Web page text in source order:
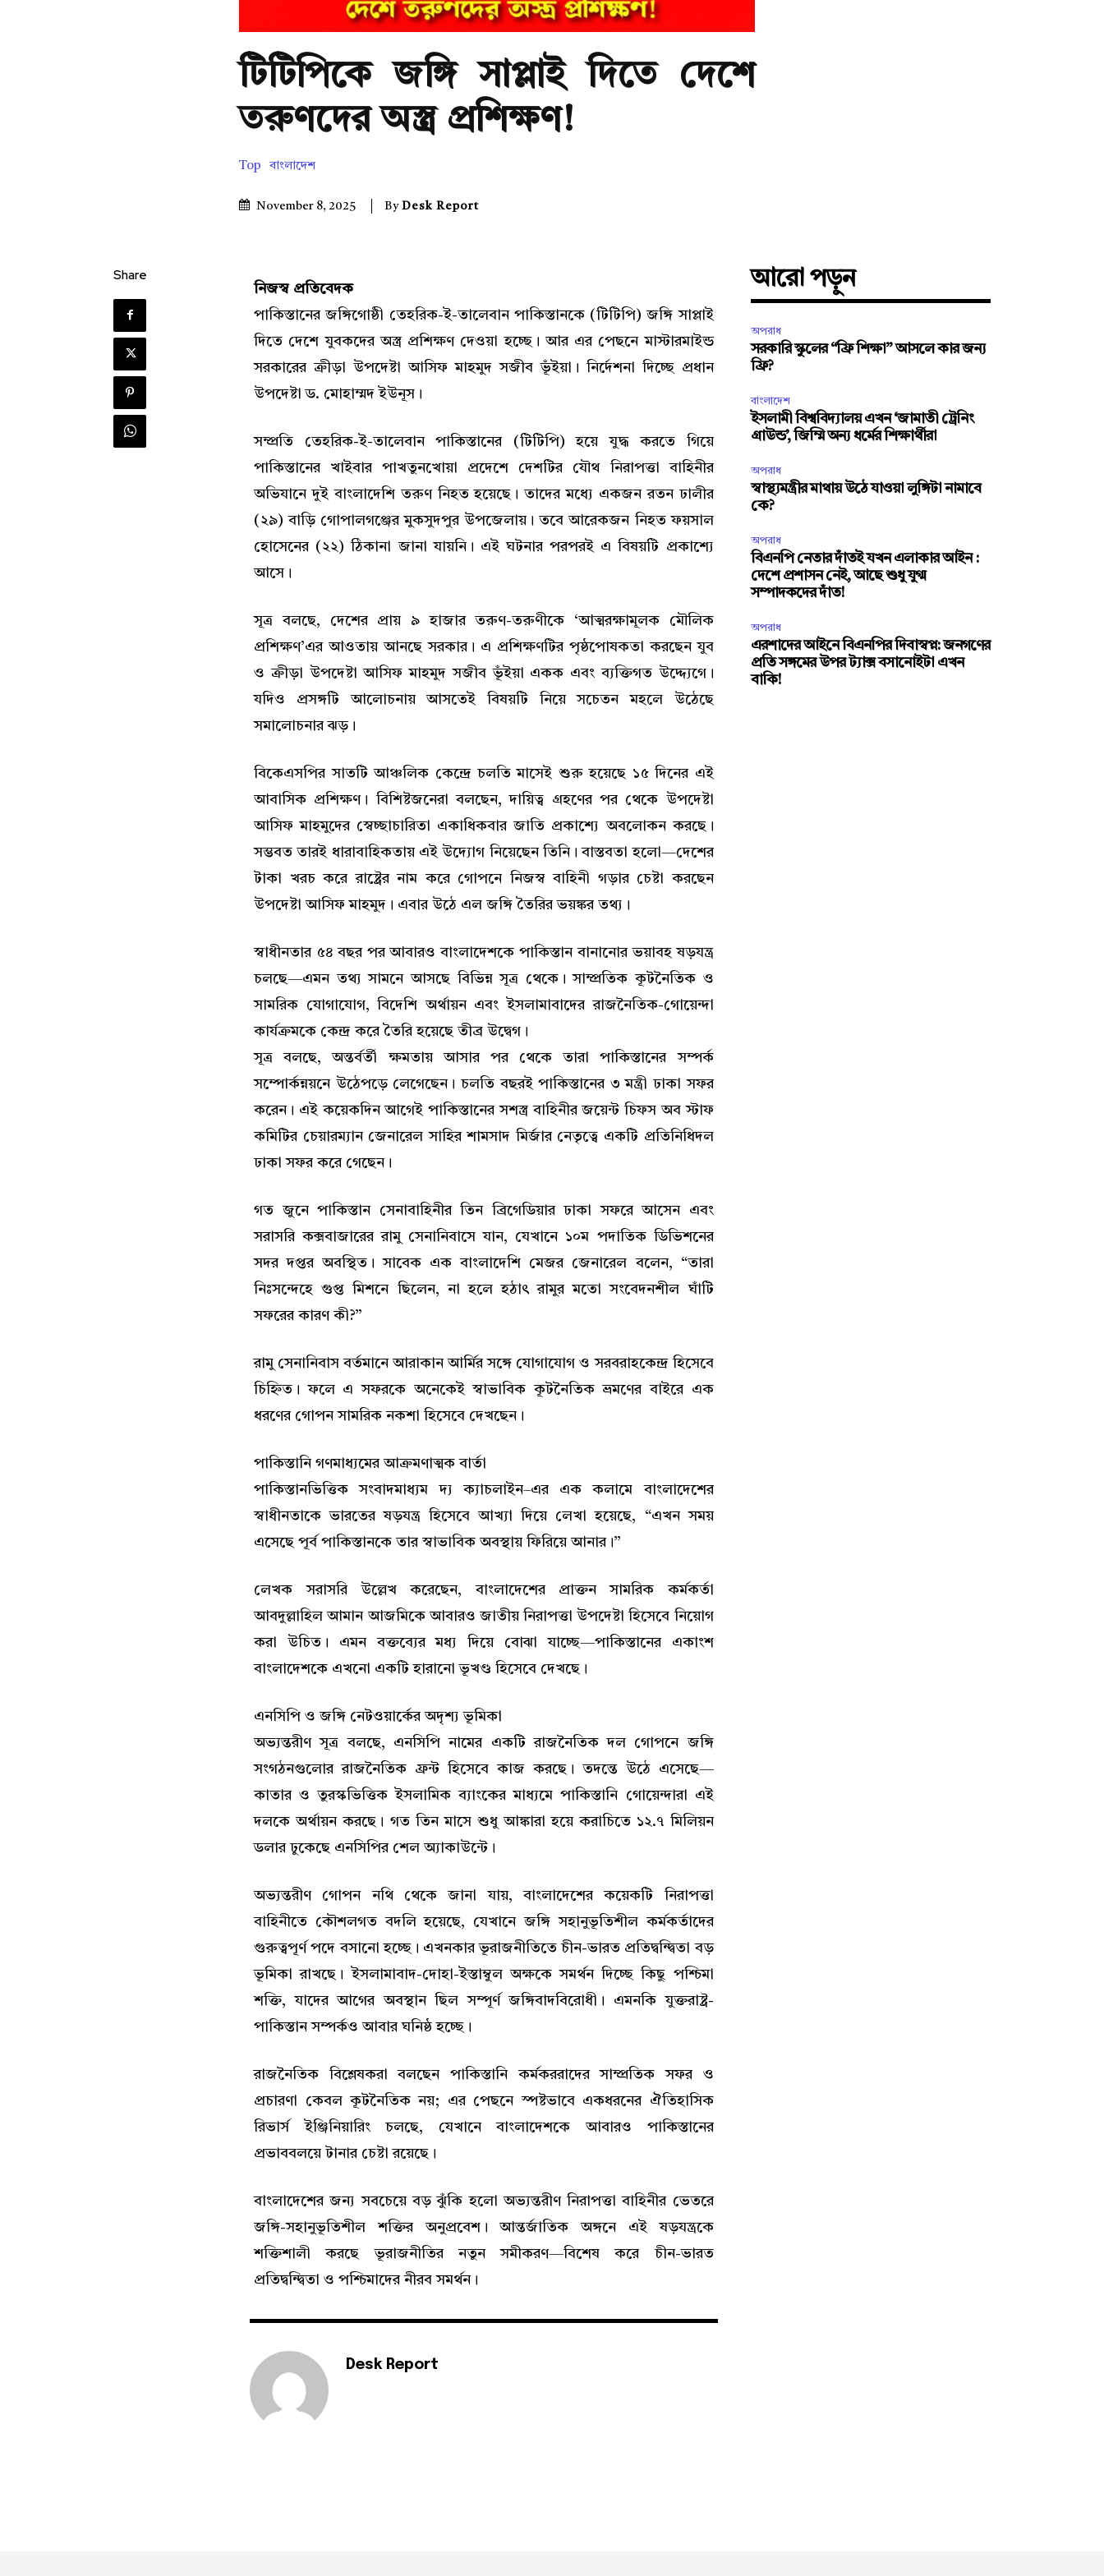
টিটিপিকে জঙ্গি সাপ্লাই দিতে দেশে
তরুণদের অস্ত্র প্রশিক্ষণ!
Top বাংলাদেশ
November 8, 2025 By Desk Report
Share
নিজস্ব প্রতিবেদক
পাকিস্তানের জঙ্গিগোষ্ঠী তেহরিক-ই-তালেবান পাকিস্তানকে (টিটিপি) জঙ্গি সাপ্লাই
দিতে দেশে যুবকদের অস্ত্র প্রশিক্ষণ দেওয়া হচ্ছে। আর এর পেছনে মাস্টারমাইন্ড
সরকারের ক্রীড়া উপদেষ্টা আসিফ মাহমুদ সজীব ভূঁইয়া। নির্দেশনা দিচ্ছে প্রধান
উপদেষ্টা ড. মোহাম্মদ ইউনূস।
সম্প্রতি তেহরিক-ই-তালেবান পাকিস্তানের (টিটিপি) হয়ে যুদ্ধ করতে গিয়ে
পাকিস্তানের খাইবার পাখতুনখোয়া প্রদেশে দেশটির যৌথ নিরাপত্তা বাহিনীর
অভিযানে দুই বাংলাদেশি তরুণ নিহত হয়েছে। তাদের মধ্যে একজন রতন ঢালীর
(২৯) বাড়ি গোপালগঞ্জের মুকসুদপুর উপজেলায়। তবে আরেকজন নিহত ফয়সাল
হোসেনের (২২) ঠিকানা জানা যায়নি। এই ঘটনার পরপরই এ বিষয়টি প্রকাশ্যে
আসে।
সূত্র বলছে, দেশের প্রায় ৯ হাজার তরুণ-তরুণীকে ‘আত্মরক্ষামূলক মৌলিক
প্রশিক্ষণ’এর আওতায় আনছে সরকার। এ প্রশিক্ষণটির পৃষ্ঠপোষকতা করছেন যুব
ও ক্রীড়া উপদেষ্টা আসিফ মাহমুদ সজীব ভূঁইয়া একক এবং ব্যক্তিগত উদ্দ্যেগে।
যদিও প্রসঙ্গটি আলোচনায় আসতেই বিষয়টি নিয়ে সচেতন মহলে উঠেছে
সমালোচনার ঝড়।
বিকেএসপির সাতটি আঞ্চলিক কেন্দ্রে চলতি মাসেই শুরু হয়েছে ১৫ দিনের এই
আবাসিক প্রশিক্ষণ। বিশিষ্টজনেরা বলছেন, দায়িত্ব গ্রহণের পর থেকে উপদেষ্টা
আসিফ মাহমুদের স্বেচ্ছাচারিতা একাধিকবার জাতি প্রকাশ্যে অবলোকন করছে।
সম্ভবত তারই ধারাবাহিকতায় এই উদ্যোগ নিয়েছেন তিনি। বাস্তবতা হলো—দেশের
টাকা খরচ করে রাষ্ট্রের নাম করে গোপনে নিজস্ব বাহিনী গড়ার চেষ্টা করছেন
উপদেষ্টা আসিফ মাহমুদ। এবার উঠে এল জঙ্গি তৈরির ভয়ঙ্কর তথ্য।
স্বাধীনতার ৫৪ বছর পর আবারও বাংলাদেশকে পাকিস্তান বানানোর ভয়াবহ ষড়যন্ত্র
চলছে—এমন তথ্য সামনে আসছে বিভিন্ন সূত্র থেকে। সাম্প্রতিক কূটনৈতিক ও
সামরিক যোগাযোগ, বিদেশি অর্থায়ন এবং ইসলামাবাদের রাজনৈতিক-গোয়েন্দা
কার্যক্রমকে কেন্দ্র করে তৈরি হয়েছে তীব্র উদ্বেগ।
সূত্র বলছে, অন্তর্বর্তী ক্ষমতায় আসার পর থেকে তারা পাকিস্তানের সম্পর্ক
সম্পোর্কন্নয়নে উঠেপড়ে লেগেছেন। চলতি বছরই পাকিস্তানের ৩ মন্ত্রী ঢাকা সফর
করেন। এই কয়েকদিন আগেই পাকিস্তানের সশস্ত্র বাহিনীর জয়েন্ট চিফস অব স্টাফ
কমিটির চেয়ারম্যান জেনারেল সাহির শামসাদ মির্জার নেতৃত্বে একটি প্রতিনিধিদল
ঢাকা সফর করে গেছেন।
গত জুনে পাকিস্তান সেনাবাহিনীর তিন ব্রিগেডিয়ার ঢাকা সফরে আসেন এবং
সরাসরি কক্সবাজারের রামু সেনানিবাসে যান, যেখানে ১০ম পদাতিক ডিভিশনের
সদর দপ্তর অবস্থিত। সাবেক এক বাংলাদেশি মেজর জেনারেল বলেন, “তারা
নিঃসন্দেহে গুপ্ত মিশনে ছিলেন, না হলে হঠাৎ রামুর মতো সংবেদনশীল ঘাঁটি
সফরের কারণ কী?”
রামু সেনানিবাস বর্তমানে আরাকান আর্মির সঙ্গে যোগাযোগ ও সরবরাহকেন্দ্র হিসেবে
চিহ্নিত। ফলে এ সফরকে অনেকেই স্বাভাবিক কূটনৈতিক ভ্রমণের বাইরে এক
ধরণের গোপন সামরিক নকশা হিসেবে দেখছেন।
পাকিস্তানি গণমাধ্যমের আক্রমণাত্মক বার্তা
পাকিস্তানভিত্তিক সংবাদমাধ্যম দ্য ক্যাচলাইন–এর এক কলামে বাংলাদেশের
স্বাধীনতাকে ভারতের ষড়যন্ত্র হিসেবে আখ্যা দিয়ে লেখা হয়েছে, “এখন সময়
এসেছে পূর্ব পাকিস্তানকে তার স্বাভাবিক অবস্থায় ফিরিয়ে আনার।”
লেখক সরাসরি উল্লেখ করেছেন, বাংলাদেশের প্রাক্তন সামরিক কর্মকর্তা
আবদুল্লাহিল আমান আজমিকে আবারও জাতীয় নিরাপত্তা উপদেষ্টা হিসেবে নিয়োগ
করা উচিত। এমন বক্তব্যের মধ্য দিয়ে বোঝা যাচ্ছে—পাকিস্তানের একাংশ
বাংলাদেশকে এখনো একটি হারানো ভূখণ্ড হিসেবে দেখছে।
এনসিপি ও জঙ্গি নেটওয়ার্কের অদৃশ্য ভূমিকা
অভ্যন্তরীণ সূত্র বলছে, এনসিপি নামের একটি রাজনৈতিক দল গোপনে জঙ্গি
সংগঠনগুলোর রাজনৈতিক ফ্রন্ট হিসেবে কাজ করছে। তদন্তে উঠে এসেছে—
কাতার ও তুরস্কভিত্তিক ইসলামিক ব্যাংকের মাধ্যমে পাকিস্তানি গোয়েন্দারা এই
দলকে অর্থায়ন করছে। গত তিন মাসে শুধু আঙ্কারা হয়ে করাচিতে ১২.৭ মিলিয়ন
ডলার ঢুকেছে এনসিপির শেল অ্যাকাউন্টে।
অভ্যন্তরীণ গোপন নথি থেকে জানা যায়, বাংলাদেশের কয়েকটি নিরাপত্তা
বাহিনীতে কৌশলগত বদলি হয়েছে, যেখানে জঙ্গি সহানুভূতিশীল কর্মকর্তাদের
গুরুত্বপূর্ণ পদে বসানো হচ্ছে। এখনকার ভূরাজনীতিতে চীন-ভারত প্রতিদ্বন্দ্বিতা বড়
ভূমিকা রাখছে। ইসলামাবাদ-দোহা-ইস্তাম্বুল অক্ষকে সমর্থন দিচ্ছে কিছু পশ্চিমা
শক্তি, যাদের আগের অবস্থান ছিল সম্পূর্ণ জঙ্গিবাদবিরোধী। এমনকি যুক্তরাষ্ট্র-
পাকিস্তান সম্পর্কও আবার ঘনিষ্ঠ হচ্ছে।
রাজনৈতিক বিশ্লেষকরা বলছেন পাকিস্তানি কর্মকররাদের সাম্প্রতিক সফর ও
প্রচারণা কেবল কূটনৈতিক নয়; এর পেছনে স্পষ্টভাবে একধরনের ঐতিহাসিক
রিভার্স ইঞ্জিনিয়ারিং চলছে, যেখানে বাংলাদেশকে আবারও পাকিস্তানের
প্রভাববলয়ে টানার চেষ্টা রয়েছে।
বাংলাদেশের জন্য সবচেয়ে বড় ঝুঁকি হলো অভ্যন্তরীণ নিরাপত্তা বাহিনীর ভেতরে
জঙ্গি-সহানুভূতিশীল শক্তির অনুপ্রবেশ। আন্তর্জাতিক অঙ্গনে এই ষড়যন্ত্রকে
শক্তিশালী করছে ভূরাজনীতির নতুন সমীকরণ—বিশেষ করে চীন-ভারত
প্রতিদ্বন্দ্বিতা ও পশ্চিমাদের নীরব সমর্থন।
Desk Report
আরো পড়ুন
অপরাধ
সরকারি স্কুলের “ফ্রি শিক্ষা” আসলে কার জন্য
ফ্রি?
বাংলাদেশ
ইসলামী বিশ্ববিদ্যালয় এখন ‘জামাতী ট্রেনিং
গ্রাউন্ড’, জিম্মি অন্য ধর্মের শিক্ষার্থীরা
অপরাধ
স্বাস্থ্যমন্ত্রীর মাথায় উঠে যাওয়া লুঙ্গিটা নামাবে
কে?
অপরাধ
বিএনপি নেতার দাঁতই যখন এলাকার আইন :
দেশে প্রশাসন নেই, আছে শুধু যুগ্ম
সম্পাদকদের দাঁত!
অপরাধ
এরশাদের আইনে বিএনপির দিবাস্বপ্ন: জনগণের
প্রতি সঙ্গমের উপর ট্যাক্স বসানোইটা এখন
বাকি!